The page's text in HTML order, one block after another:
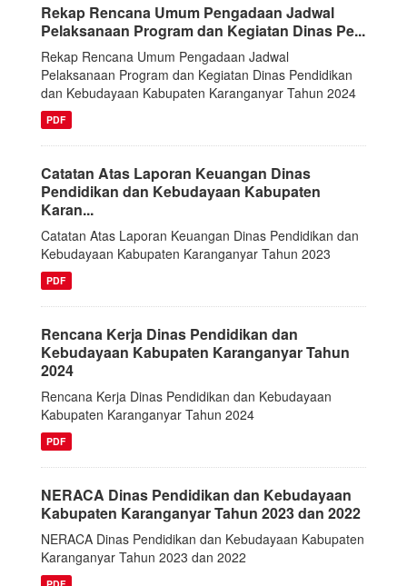
Rekap Rencana Umum Pengadaan Jadwal
Pelaksanaan Program dan Kegiatan Dinas Pe...
Rekap Rencana Umum Pengadaan Jadwal
Pelaksanaan Program dan Kegiatan Dinas Pendidikan
dan Kebudayaan Kabupaten Karanganyar Tahun 2024
PDF
Catatan Atas Laporan Keuangan Dinas
Pendidikan dan Kebudayaan Kabupaten
Karan...
Catatan Atas Laporan Keuangan Dinas Pendidikan dan
Kebudayaan Kabupaten Karanganyar Tahun 2023
PDF
Rencana Kerja Dinas Pendidikan dan
Kebudayaan Kabupaten Karanganyar Tahun
2024
Rencana Kerja Dinas Pendidikan dan Kebudayaan
Kabupaten Karanganyar Tahun 2024
PDF
NERACA Dinas Pendidikan dan Kebudayaan
Kabupaten Karanganyar Tahun 2023 dan 2022
NERACA Dinas Pendidikan dan Kebudayaan Kabupaten
Karanganyar Tahun 2023 dan 2022